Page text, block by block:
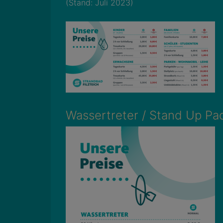
(Stand: Juli 2023)
Wassertreter / Stand Up